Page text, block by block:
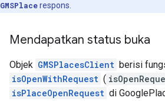
GMSPlacerespons.
Mendapatkan status buka
Objek GMSPlacesClient berisi
isOpenWithRequest (
isPlaceOpenRequest di